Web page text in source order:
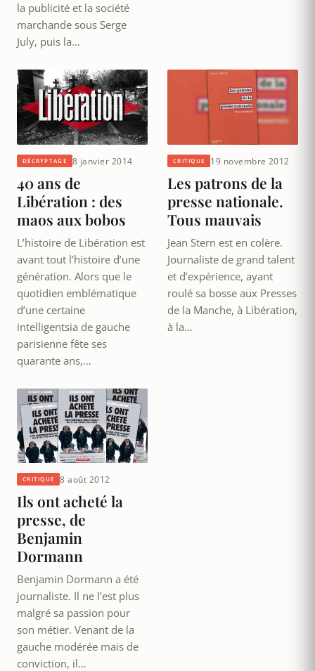
la publicité et la société
marchande sous Serge
July, puis la…
DÉCRYPTAGE 8 janvier 2014
40 ans de
Libération : des
maos aux bobos
L’histoire de Libération est
avant tout l’histoire d’une
génération. Alors que le
quotidien emblématique
d’une certaine
intelligentsia de gauche
parisienne fête ses
quarante ans,…
CRITIQUE 19 novembre 2012
Les patrons de la
presse nationale.
Tous mauvais
Jean Stern est en colère.
Journaliste de grand talent
et d’expérience, ayant
roulé sa bosse aux Presses
de la Manche, à Libération,
à la…
CRITIQUE 8 août 2012
Ils ont acheté la
presse, de
Benjamin
Dormann
Benjamin Dormann a été
journaliste. Il ne l’est plus
malgré sa passion pour
son métier. Venant de la
gauche modérée mais de
conviction, il…